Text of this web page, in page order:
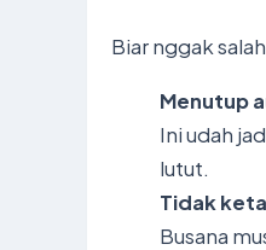
Biar nggak
Menutup
Ini udah
lutut.
Tidak
Busana